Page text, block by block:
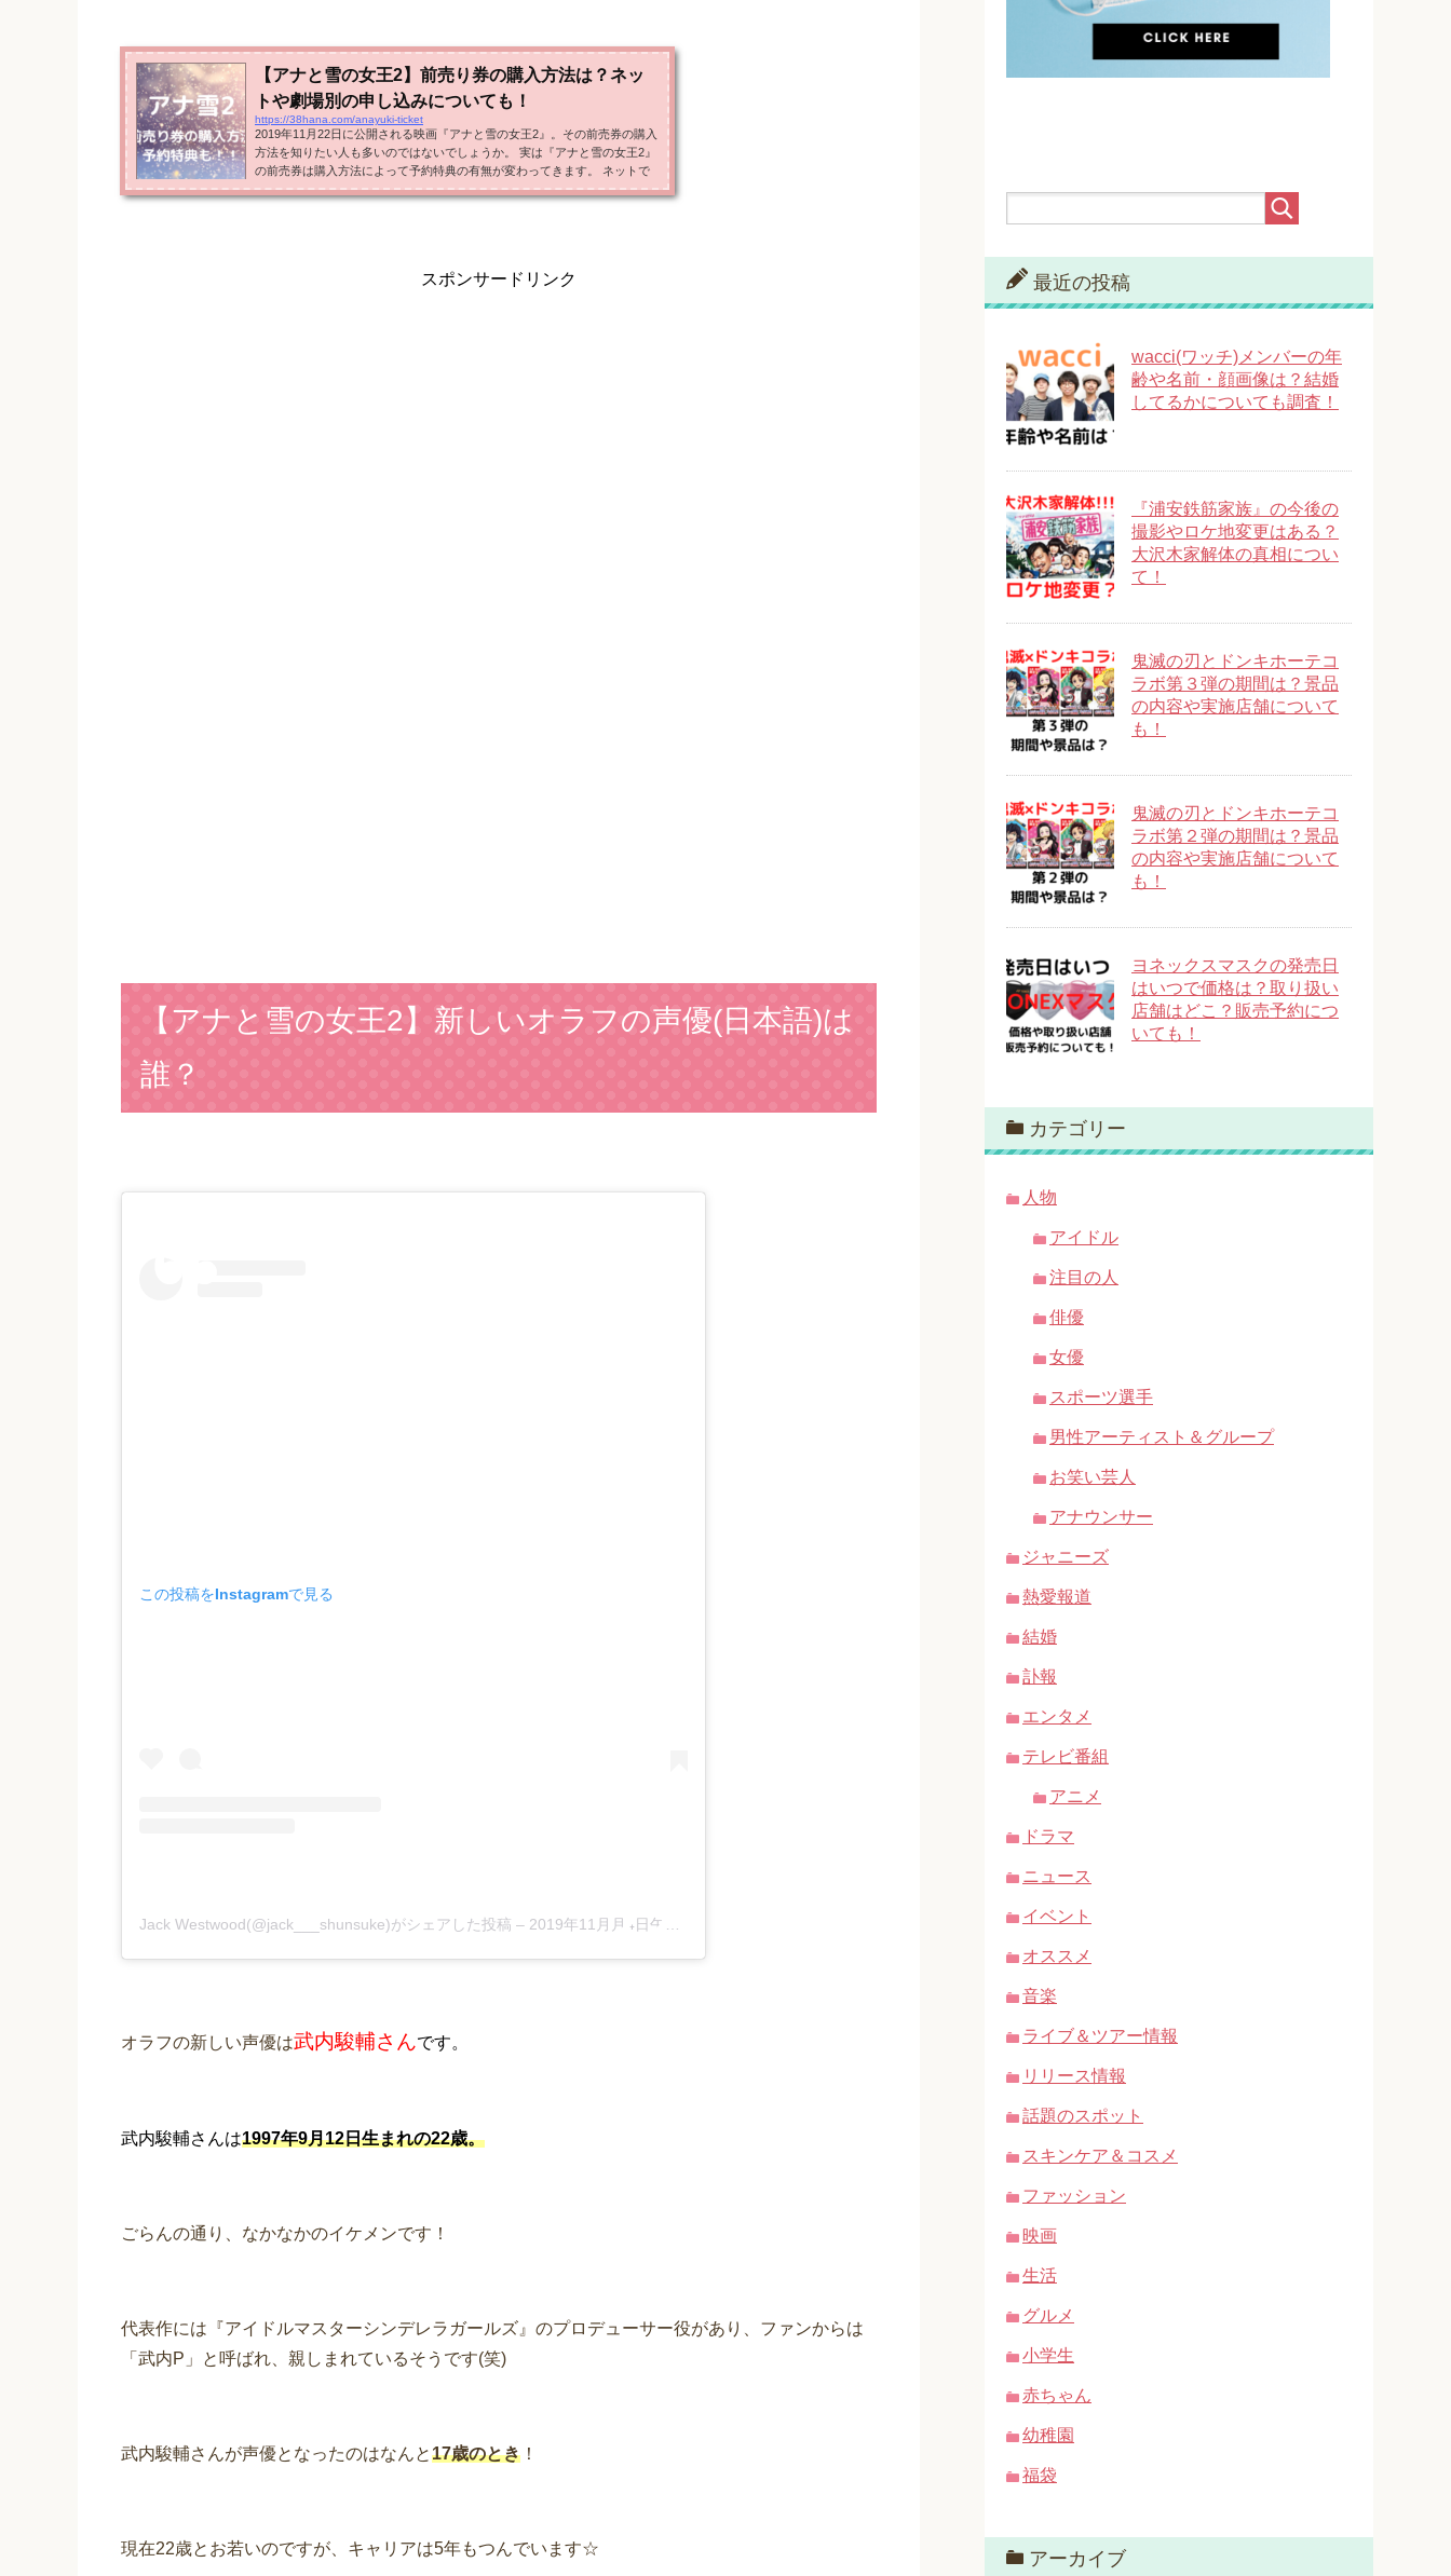
【アナと雪の女王2】前売り券の購入方法は？ネッ
トや劇場別の申し込みについても！
https://38hana.com/anayuki-ticket
2019年11月22日に公開される映画『アナと雪の女王2』。その前売券の購入
方法を知りたい人も多いのではないでしょうか。 実は『アナと雪の女王2』
の前売券は購入方法によって予約特典の有無が変わってきます。 ネットで
購入するのと劇場で購入するのはどちらがお得なのでしょうか。 『アナと
スポンサードリンク
【アナと雪の女王2】新しいオラフの声優(日本語)は
誰？
この投稿をInstagramで見る
Jack Westwood(@jack___shunsuke)がシェアした投稿 – 2019年11月月4日午前12時50分PST
オラフの新しい声優は武内駿輔さんです。
武内駿輔さんは1997年9月12日生まれの22歳。
ごらんの通り、なかなかのイケメンです！
代表作には『アイドルマスターシンデレラガールズ』のプロデューサー役があり、ファンからは
「武内P」と呼ばれ、親しまれているそうです(笑)
武内駿輔さんが声優となったのはなんと17歳のとき ！
現在22歳とお若いのですが、キャリアは5年もつんでいます☆
最近の投稿
wacci(ワッチ)メンバーの年
齢や名前・顔画像は？結婚
してるかについても調査！
『浦安鉄筋家族』の今後の
撮影やロケ地変更はある？
大沢木家解体の真相につい
て！
鬼滅の刃とドンキホーテコ
ラボ第３弾の期間は？景品
の内容や実施店舗について
も！
鬼滅の刃とドンキホーテコ
ラボ第２弾の期間は？景品
の内容や実施店舗について
も！
ヨネックスマスクの発売日
はいつで価格は？取り扱い
店舗はどこ？販売予約につ
いても！
カテゴリー
人物
アイドル
注目の人
俳優
女優
スポーツ選手
男性アーティスト＆グループ
お笑い芸人
アナウンサー
ジャニーズ
熱愛報道
結婚
訃報
エンタメ
テレビ番組
アニメ
ドラマ
ニュース
イベント
オススメ
音楽
ライブ＆ツアー情報
リリース情報
話題のスポット
スキンケア＆コスメ
ファッション
映画
生活
グルメ
小学生
赤ちゃん
幼稚園
福袋
アーカイブ